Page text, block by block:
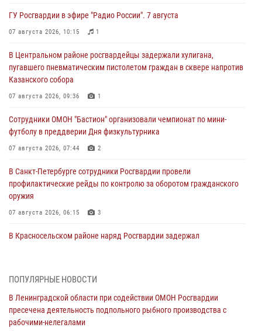
ГУ Росгвардии в эфире "Радио России". 7 августа
07 августа 2026, 10:15 1
В Центральном районе росгвардейцы задержали хулигана,
пугавшего пневматическим пистолетом граждан в сквере напротив
Казанского собора
07 августа 2026, 09:36 1
Сотрудники ОМОН "Бастион" организовали чемпионат по мини-
футболу в преддверии Дня физкультурника
07 августа 2026, 07:44 2
В Санкт-Петербурге сотрудники Росгвардии провели
профилактические рейды по контролю за оборотом гражданского
оружия
07 августа 2026, 06:15 3
В Красносельском районе наряд Росгвардии задержал
06 августа 2026, 13:39 1
В Центральном районе росгвардейцы оперативно задержали
хулигана, стрелявшего из пускового устройства рядом с жилыми
домами
ПОПУЛЯРНЫЕ НОВОСТИ
В Ленинградской области при содействии ОМОН Росгвардии
пресечена деятельность подпольного рыбного производства с
рабочими-нелегалами